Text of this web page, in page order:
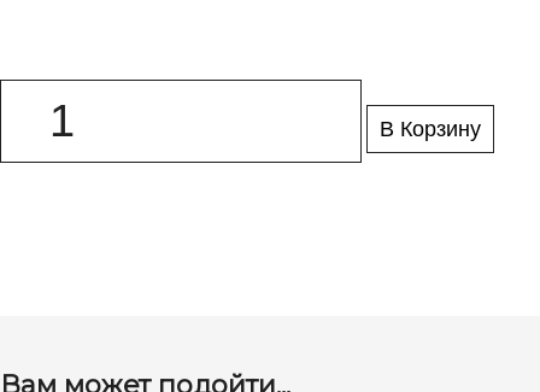
В Корзину
Вам может подойти...